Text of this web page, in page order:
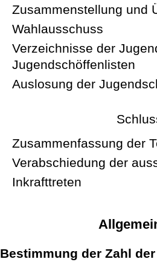
Zusammenstellung und
Wahlausschuss
Verzeichnisse der
Jugendschöffenlisten
Auslosung der
Zusammenfassung der
Verabschiedung der
Inkrafttreten
Bestimmung der Zahl